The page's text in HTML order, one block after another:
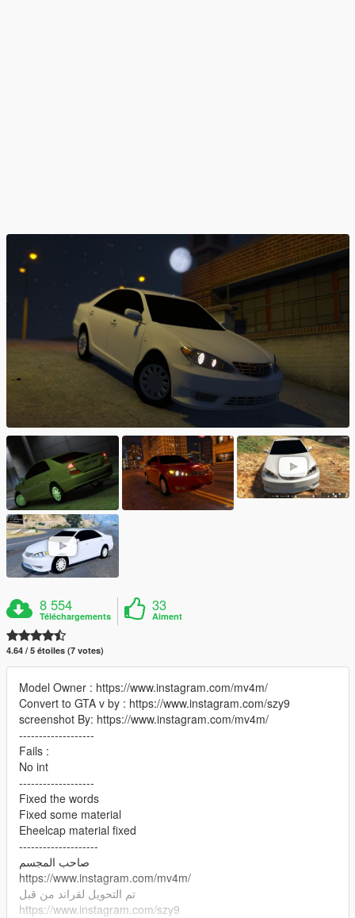
8 554
Téléchargements
33
Aiment
4.64 / 5 étoiles (7 votes)
Model Owner : https://www.instagram.com/mv4m/
Convert to GTA v by : https://www.instagram.com/szy9
screenshot By: https://www.instagram.com/mv4m/
-------------------
Fails :
No int
-------------------
Fixed the words
Fixed some material
Eheelcap material fixed
--------------------
صاحب المجسم
https://www.instagram.com/mv4m/
تم التحويل لقراند من قبل
https://www.instagram.com/szy9